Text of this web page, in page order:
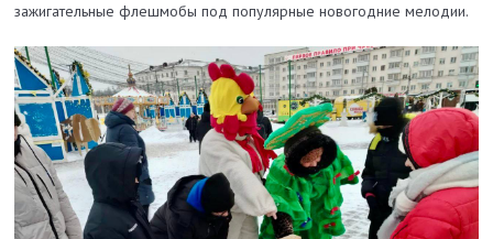
зажигательные флешмобы под популярные новогодние мелодии.